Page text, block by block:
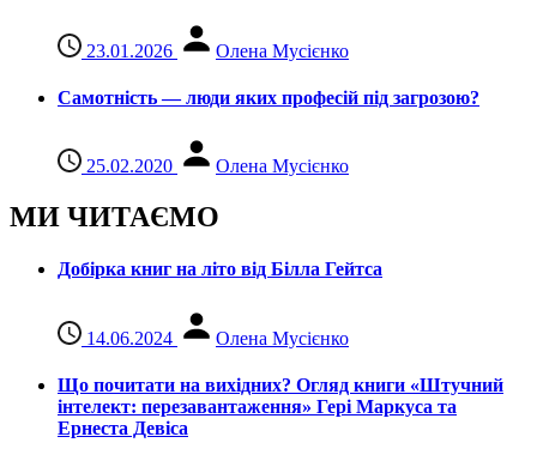
23.01.2026 Олена Мусієнко
Самотність — люди яких професій під загрозою?
25.02.2020 Олена Мусієнко
МИ ЧИТАЄМО
Добірка книг на літо від Білла Гейтса
14.06.2024 Олена Мусієнко
Що почитати на вихідних? Огляд книги «Штучний
інтелект: перезавантаження» Гері Маркуса та
Ернеста Девіса